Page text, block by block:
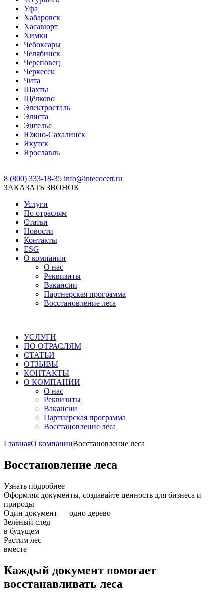
Уфа
Хабаровск
Хасавюрт
Химки
Чебоксары
Челябинск
Череповец
Черкесск
Чита
Шахты
Щёлково
Электросталь
Элиста
Энгельс
Южно-Сахалинск
Якутск
Ярославль
8 (800) 333-18-35 info@intecocert.ru
ЗАКАЗАТЬ ЗВОНОК
Услуги
По отраслям
Статьи
Новости
Контакты
ESG
О компании
О нас
Реквизиты
Вакансии
Партнерская программа
Восстановление леса
УСЛУГИ
ПО ОТРАСЛЯМ
СТАТЬИ
ОТЗЫВЫ
КОНТАКТЫ
О КОМПАНИИ
О нас
Реквизиты
Вакансии
Партнерская программа
Восстановление леса
ГлавнаяО компанииВосстановление леса
Восстановление леса
Узнать подробнее
Оформляя документы, создавайте ценность для бизнеса и
природы
Один документ — одно дерево
Зелёный след
в будущем
Растим лес
вместе
Каждый документ помогает
восстанавливать леса